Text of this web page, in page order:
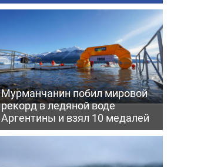
Мурманчанин побил мировой
рекорд в ледяной воде
Аргентины и взял 10 медалей